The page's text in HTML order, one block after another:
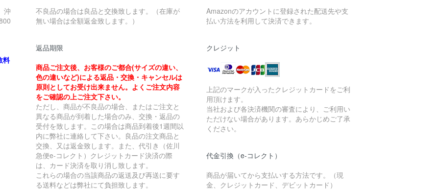
沖
料
不良品の場合は良品と交換致します。（在庫が
無い場合は全額返金致します。）
返品期限
商品ご注文後、お客様のご都合(サイズの違い、
色の違いなど)による返品・交換・キャンセルは
原則としてお受け出来ません。よくご注文内容
をご確認の上ご注文下さい。
ただし、商品が不良品の場合、またはご注文と
異なる商品が到着した場合のみ、交換・返品の
受付を致します。この場合は商品到着後1週間以
内に弊社に連絡して下さい。良品の注文商品と
交換、又は返金致します。また、代引き（佐川
急便e-コレクト）クレジットカード決済の際
は、カード決済を取り消し致します。
これらの場合の当該商品の返送及び再送に要す
る送料などは弊社にて負担致します。
Amazonのアカウントに登録された配送先や支
払い方法を利用して決済できます。
クレジット
上記のマークが入ったクレジットカードをご利
用頂けます。
当社および各決済機関の審査により、ご利用い
ただけない場合があります。あらかじめご了承
ください。
代金引換（e-コレクト）
商品が届いてから支払いする方法です。（現
金、クレジットカード、デビットカード）